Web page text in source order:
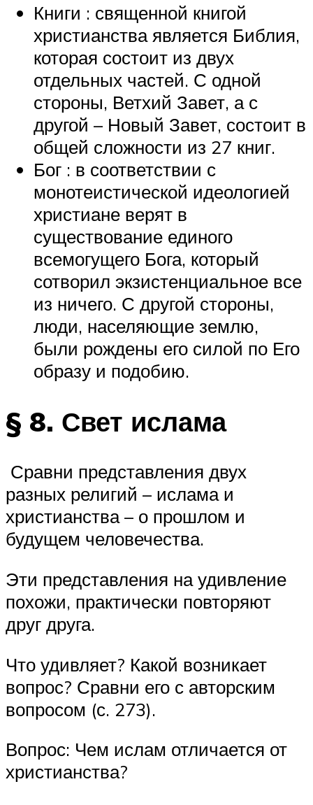
Книги : священной книгой
христианства является Библия,
которая состоит из двух
отдельных частей. С одной
стороны, Ветхий Завет, а с
другой – Новый Завет, состоит в
общей сложности из 27 книг.
Бог : в соответствии с
монотеистической идеологией
христиане верят в
существование единого
всемогущего Бога, который
сотворил экзистенциальное все
из ничего. С другой стороны,
люди, населяющие землю,
были рождены его силой по Его
образу и подобию.
§ 8. Свет ислама
Сравни представления двух
разных религий – ислама и
христианства – о прошлом и
будущем человечества.
Эти представления на удивление
похожи, практически повторяют
друг друга.
Что удивляет? Какой возникает
вопрос? Сравни его с авторским
вопросом (с. 273).
Вопрос: Чем ислам отличается от
христианства?